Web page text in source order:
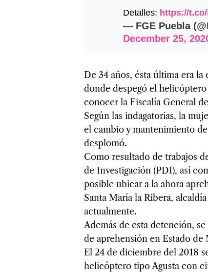
Detalles: https://
— FGE Puebla
December 25,
De 34 años, ésta última era
donde despegó el
conocer la Fiscalía General
Según las indagatorias, la
el cambio y mantenimiento
desplomó.
Como resultado de trabajos
de Investigación (PDI), así
posible ubicar a la ahora
Santa María la Ribera,
actualmente.
Además de esta detención,
de aprehensión en Estado
El 24 de diciembre del 2018
helicóptero tipo Agusta con